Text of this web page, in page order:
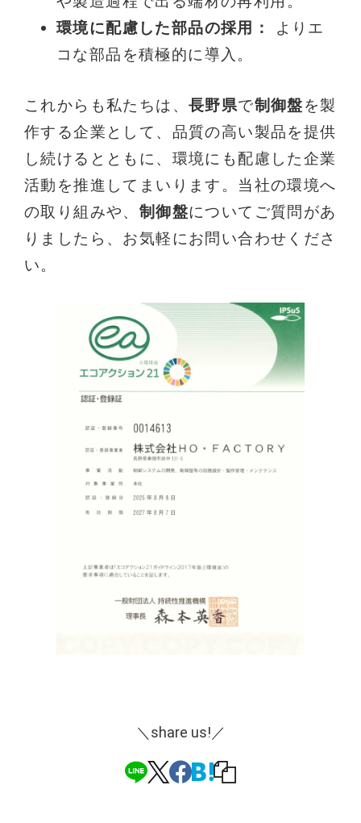
環境に配慮した部品の採用：
よりエ
コな部品を積極的に導入。
これからも私たちは、 長野県で制御盤を製
作する企業として、品質の高い製品を提供
し続けるとともに、環境にも配慮した企業
活動を推進してまいります。当社の環境へ
の取り組みや、 制御盤についてご質問があ
りましたら、お気軽にお問い合わせくださ
い。
＼share us!／